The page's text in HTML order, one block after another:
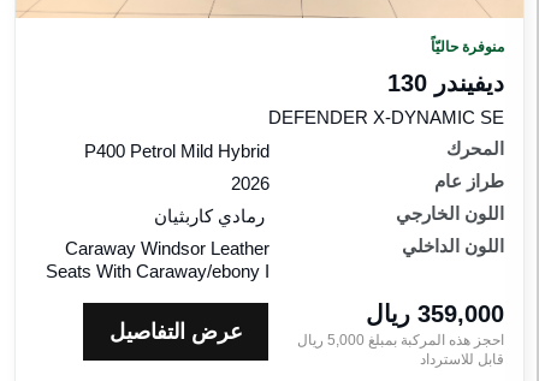
منوفرة حاليّاً
ديفيندر 130
DEFENDER X-DYNAMIC SE
المحرك
P400 Petrol Mild Hybrid
طراز عام
2026
اللون الخارجي
رمادي كاربثيان
اللون الداخلي
Caraway Windsor Leather
Seats With Caraway/ebony I
359,000 ريال‎
احجز هذه المركبة بمبلغ 5,000 ريال‎
قابل للاسترداد
عرض التفاصيل